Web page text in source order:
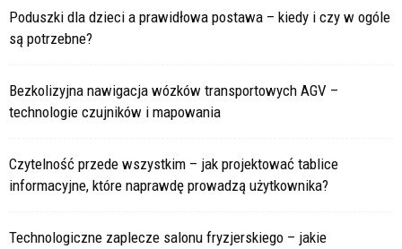
Poduszki dla dzieci a prawidłowa postawa – kiedy i czy w ogóle
są potrzebne?
Bezkolizyjna nawigacja wózków transportowych AGV –
technologie czujników i mapowania
Czytelność przede wszystkim – jak projektować tablice
informacyjne, które naprawdę prowadzą użytkownika?
Technologiczne zaplecze salonu fryzjerskiego – jakie